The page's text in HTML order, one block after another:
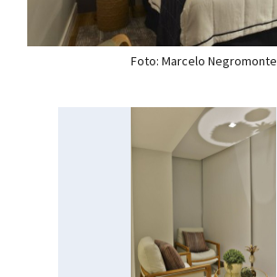
Foto: Marcelo Negromonte